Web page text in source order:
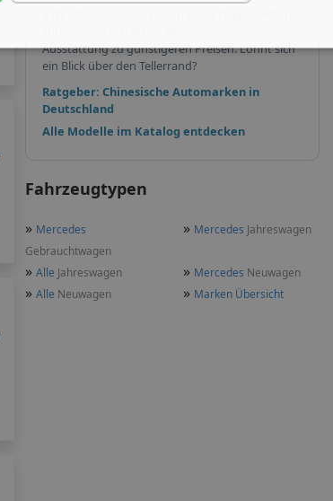
Ausstattung zu günstigeren Preisen. Lohnt sich
ein Blick über den Tellerrand?
Ratgeber: Chinesische Automarken in
Deutschland
Alle Modelle im Katalog entdecken
Fahrzeugtypen
» Mercedes
Gebrauchtwagen
» Mercedes Jahreswagen
» Alle Jahreswagen » Mercedes Neuwagen
» Alle Neuwagen » Marken Übersicht